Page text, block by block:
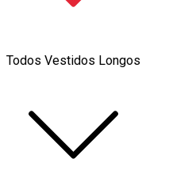
Todos Vestidos Longos